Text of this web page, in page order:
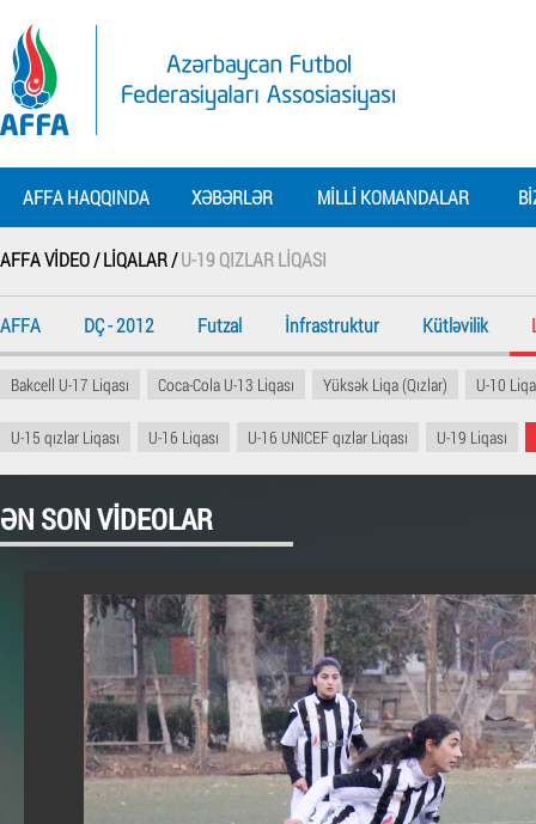
AFFA HAQQINDA XƏBƏRLƏR MILLI KOMANDALAR
AFFA VIDEO /LIQALAR /U-19 QIZLAR LIQASI
AFFA DÇ - 2012 Futzal İnfrastruktur Kütləvilik
Bakcell U-17 Liqası Coca-Cola U-13 Liqası Yüksək Liqa (Qızlar) U-10
U-15 qızlar Liqası U-16 Liqası U-16 UNICEF qızlar Liqası U-19 Liqası
ƏN SON VIDEOLAR